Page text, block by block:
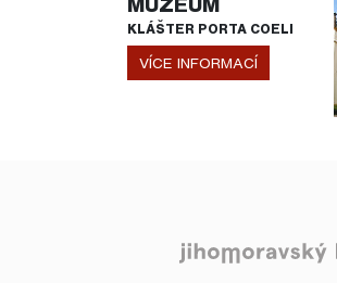
KLÁŠTER PORTA COELI
VÍCE INFORMACÍ